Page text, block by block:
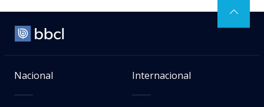
Nacional Internacional